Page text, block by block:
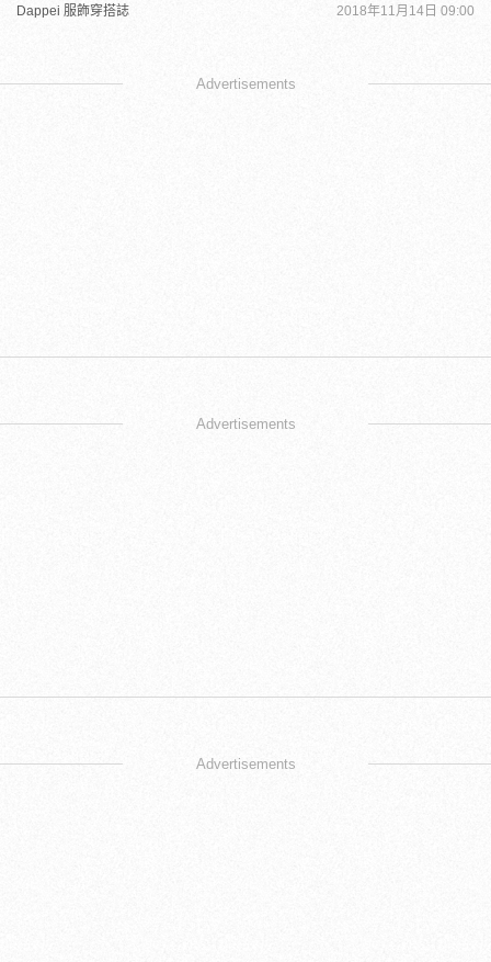
Dappei 服飾穿搭誌 2018年11月14日 09:00
Advertisements
Advertisements
Advertisements